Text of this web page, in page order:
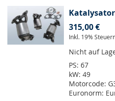
Katalysator
315,00 €
Inkl. 19%
Nicht auf
PS: 67
kW: 49
Motorcode:
Euronorm: